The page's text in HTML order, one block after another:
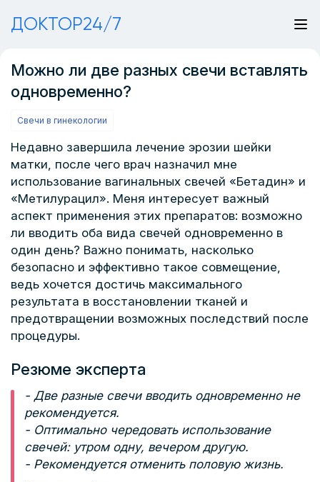
ДОКТОР24/7
Можно ли две разных свечи вставлять
одновременно?
Свечи в гинекологии
Недавно завершила лечение эрозии шейки
матки, после чего врач назначил мне
использование вагинальных свечей «Бетадин» и
«Метилурацил». Меня интересует важный
аспект применения этих препаратов: возможно
ли вводить оба вида свечей одновременно в
один день? Важно понимать, насколько
безопасно и эффективно такое совмещение,
ведь хочется достичь максимального
результата в восстановлении тканей и
предотвращении возможных последствий после
процедуры.
Резюме эксперта
- Две разные свечи вводить одновременно не
рекомендуется.
- Оптимально чередовать использование
свечей: утром одну, вечером другую.
- Рекомендуется отменить половую жизнь.